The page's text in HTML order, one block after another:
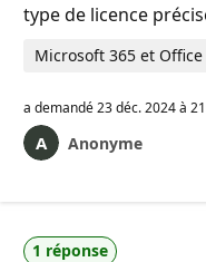
type de licence
Microsoft 365 et
a demandé23 déc. 2024 à
Anonyme
1 réponse